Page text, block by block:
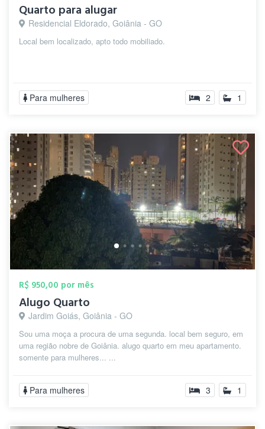
Quarto para alugar
Residencial Eldorado, Goiânia - GO
Local bem localizado, apto todo mobiliado.
Para mulheres 2 1
R$ 950,00 por mês
Alugo Quarto
Jardim Goiás, Goiânia - GO
Sou uma moça a procura de uma segunda. local bem seguro, em
uma região nobre de Goiânia. alugo quarto em meu apartamento.
somente para mulheres... ...
Para mulheres 3 1